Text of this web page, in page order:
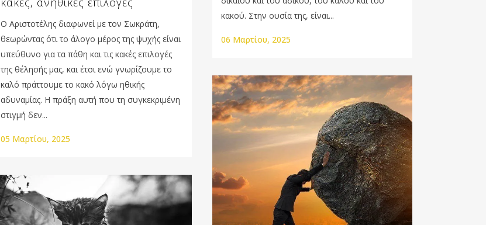
κακού. Στην ουσία της, είναι...
06 Μαρτίου, 2025
Ο Αριστοτέλης διαφωνεί με τον Σωκράτη,
θεωρώντας ότι το άλογο μέρος της ψυχής είναι
υπεύθυνο για τα πάθη και τις κακές επιλογές
της θέλησής μας, και έτσι ενώ γνωρίζουμε το
καλό πράττουμε το κακό λόγω ηθικής
αδυναμίας. Η πράξη αυτή που τη συγκεκριμένη
στιγμή δεν...
05 Μαρτίου, 2025